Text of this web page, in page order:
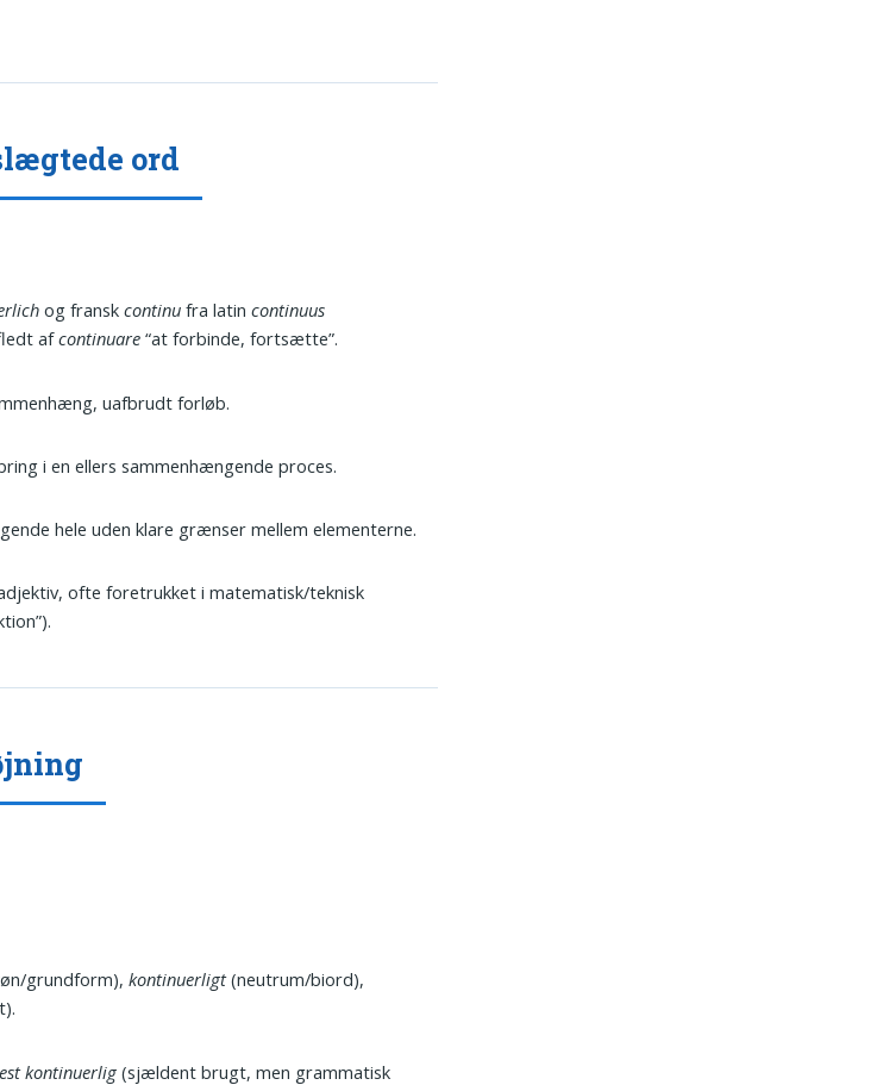
ord
og franskcontinu fra latincontinuus
afcontinuare “at forbinde, fortsætte”.
uafbrudt forløb.
i en ellers sammenhængende proces.
hele uden klare grænser mellem elementerne.
ofte foretrukket i matematisk/teknisk
grundform),kontinuerligt(neutrum/biord),
kontinuerlig (sjældent brugt, men grammatisk